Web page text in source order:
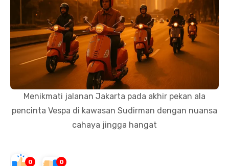
Menikmati jalanan Jakarta pada akhir pekan ala
pencinta Vespa di kawasan Sudirman dengan nuansa
cahaya jingga hangat
0 0